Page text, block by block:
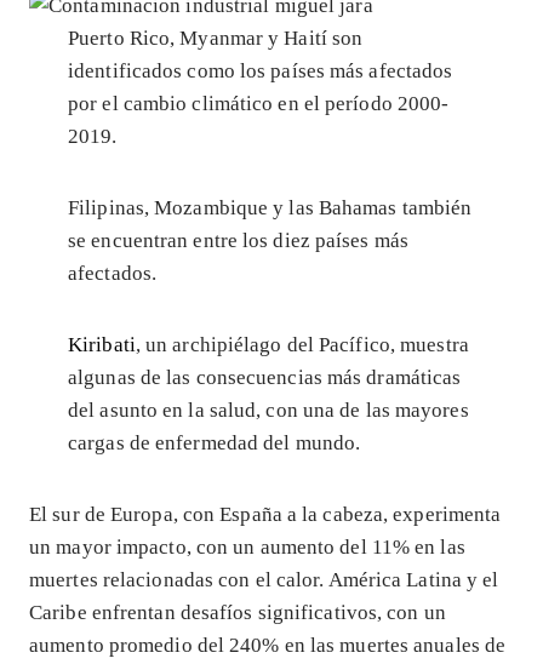
Puerto Rico, Myanmar y Haití son
identificados como los países más afectados
por el cambio climático en el período 2000-
2019.
Filipinas, Mozambique y las Bahamas también
se encuentran entre los diez países más
afectados.
Kiribati, un archipiélago del Pacífico, muestra
algunas de las consecuencias más dramáticas
del asunto en la salud, con una de las mayores
cargas de enfermedad del mundo.
El sur de Europa, con España a la cabeza, experimenta
un mayor impacto, con un aumento del 11% en las
muertes relacionadas con el calor. América Latina y el
Caribe enfrentan desafíos significativos, con un
aumento promedio del 240% en las muertes anuales de